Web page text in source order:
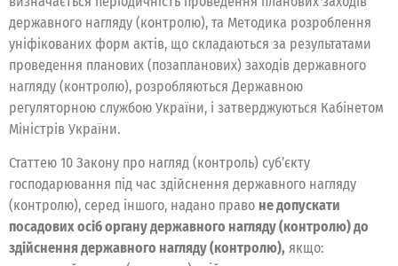
державного нагляду (контролю), та Методика розроблення
уніфікованих форм актів, що складаються за результатами
проведення планових (позапланових) заходів державного
нагляду (контролю), розробляються Державною
регуляторною службою України, і затверджуються Кабінетом
Міністрів України.
Статтею 10 Закону про нагляд (контроль) суб’єкту
господарювання під час здійснення державного нагляду
(контролю), серед іншого, надано право не допускати
посадових осіб органу державного нагляду (контролю) до
здійснення державного нагляду (контролю), якщо: